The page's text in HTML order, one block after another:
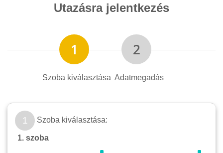
Utazásra jelentkezés
Szoba kiválasztása Adatmegadás
1 Szoba kiválasztása:
1. szoba